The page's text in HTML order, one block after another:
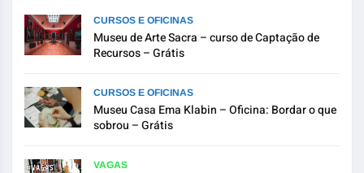
CURSOS E OFICINAS
Museu de Arte Sacra – curso de Captação de
Recursos – Grátis
CURSOS E OFICINAS
Museu Casa Ema Klabin – Oficina: Bordar o que
sobrou – Grátis
VAGAS